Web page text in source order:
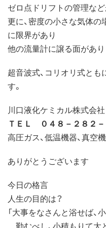
ゼロ点ドリフトの管理な
更に、密度の小さな気体
に限界があり
他の流量計に譲る面があり
超音波式、コリオリ式と
す。
川口液化ケミカル株式会社
ＴＥＬ ０４８－２８２－
高圧ガス、低温機器、真空
ありがとうございます
今日の格言
人生の目的は？
「大事をなさんと浴せば
勤むべし、小積もりて大